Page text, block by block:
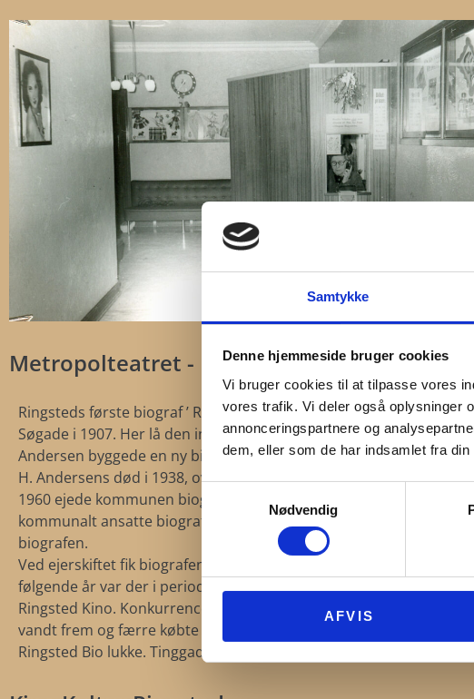
Samtykke
Denne hjemmeside bruger cookies
Vi bruger cookies til at tilpasse vores
vores trafik. Vi deler også oplysninger
annonceringspartnere og
dem, eller som de har indsamlet fra
Nødvendig
AFVIS
Metropolteatret - Metropol-Biografen -
Ringsteds første biograf ’ Ringsted Biografteater’ åbnede i
Søgade i 1907. Her lå den indtil 1924, hvor biografdirektør A. H.
Andersen byggede en ny biograf med 234 pladser i Tinggade 6.
H. Andersens død i 1938, overtog kommunen biografen. Frem til
1960 ejede kommunen biografen, der blev drevet af skiftende
kommunalt ansatte biografdirektører, der hver især
biografen.
Ved ejerskiftet fik biografen nyt navn og hed nu Ringsted Bio. I de
følgende år var der i perioder ejersammenfald mellem Ringsted
Ringsted Kino. Konkurrencen om kunderne var stor, videomaskiner
vandt frem og færre købte billet til biograferne, og i 1985 måtte
Ringsted Bio lukke. Tinggade havde nu kun en biograf – Ringsted